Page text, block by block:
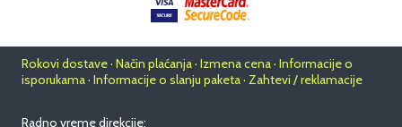
Rokovi dostave · Način plaćanja · Izmena cena · Informacije o
isporukama · Informacije o slanju paketa · Zahtevi / reklamacije
Radno vreme direkcije: